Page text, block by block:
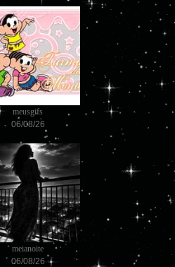
meusgifs
06/08/26
meianoite
06/08/26